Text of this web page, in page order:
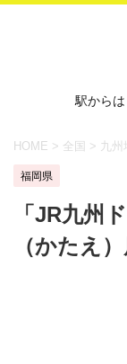
駅から
HOME > 全国 > 九州
福岡県
「JR九州
（かたえ